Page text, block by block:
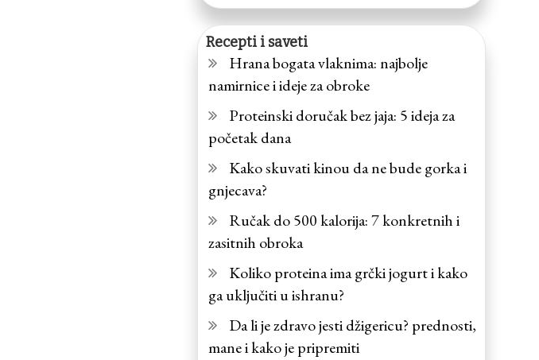
Recepti i saveti
Hrana bogata vlaknima: najbolje
namirnice i ideje za obroke
Proteinski doručak bez jaja: 5 ideja za
početak dana
Kako skuvati kinou da ne bude gorka i
gnjecava?
Ručak do 500 kalorija: 7 konkretnih i
zasitnih obroka
Koliko proteina ima grčki jogurt i kako
ga uključiti u ishranu?
Da li je zdravo jesti džigericu? prednosti,
mane i kako je pripremiti